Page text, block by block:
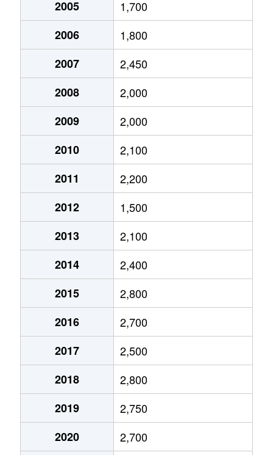
猪高町大字猪子石
570万円
猪高町大字猪子石
650万円
茶屋ケ坂
今池
1,200万円
今池(愛知)
今池
1,400万円
今池(愛知)
今池
1,300万円
今池(愛知)
今池
1,100万円
今池(愛知)
今池
1,900万円
今池(愛知)
今池
1,200万円
今池(愛知)
今池
3,700万円
今池(愛知)
今池
2,000万円
今池(愛知)
今池
1,700万円
今池(愛知)
今池
1,700万円
今池(愛知)
今池
1,200万円
今池(愛知)
今池
1,700万円
今池(愛知)
今池
2,200万円
今池(愛知)
2005
1,700
2006
1,800
2007
2,450
2008
2,000
2009
2,000
2010
2,100
2011
2,200
2012
1,500
2013
2,100
2014
2,400
2015
2,800
2016
2,700
2017
2,500
2018
2,800
2019
2,750
2020
2,700